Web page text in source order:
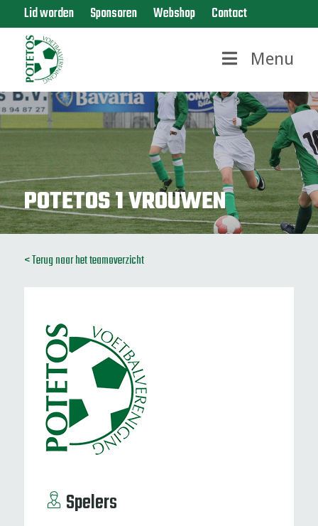
Lid worden Sponsoren Webshop Contact
Menu
POTETOS 1 VROUWEN
< Terug naar het teamoverzicht
Spelers